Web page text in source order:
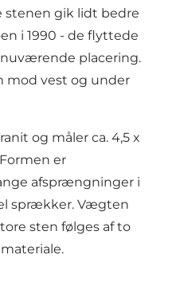
stenen gik lidt bedre
i 1990 - de flyttede
placering.
mod vest og under
og måler ca. 4,5 x
er
afsprængninger i
sprækker. Vægten
sten følges af to